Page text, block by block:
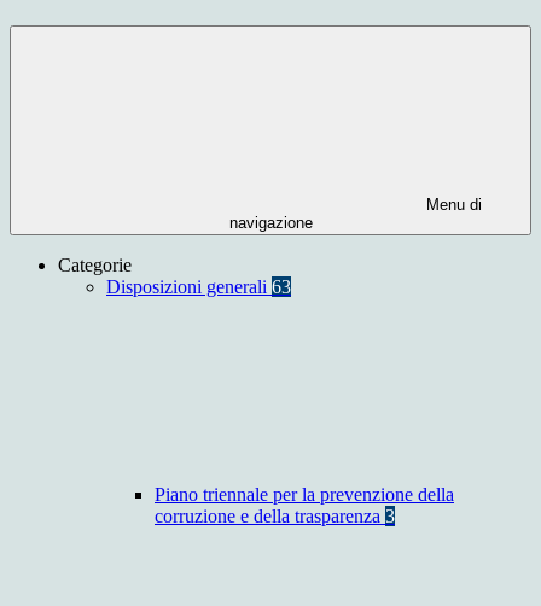
Menu di
navigazione
Categorie
Disposizioni generali 63
Piano triennale per la prevenzione della
corruzione e della trasparenza 3